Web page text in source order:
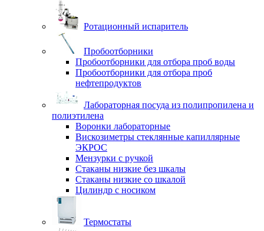
Ротационный испаритель
Пробоотборники
Пробоотборники для отбора проб воды
Пробоотборники для отбора проб
нефтепродуктов
Лабораторная посуда из полипропилена и
полиэтилена
Воронки лабораторные
Вискозиметры стеклянные капиллярные
ЭКРОС
Мензурки с ручкой
Стаканы низкие без шкалы
Стаканы низкие со шкалой
Цилиндр с носиком
Термостаты